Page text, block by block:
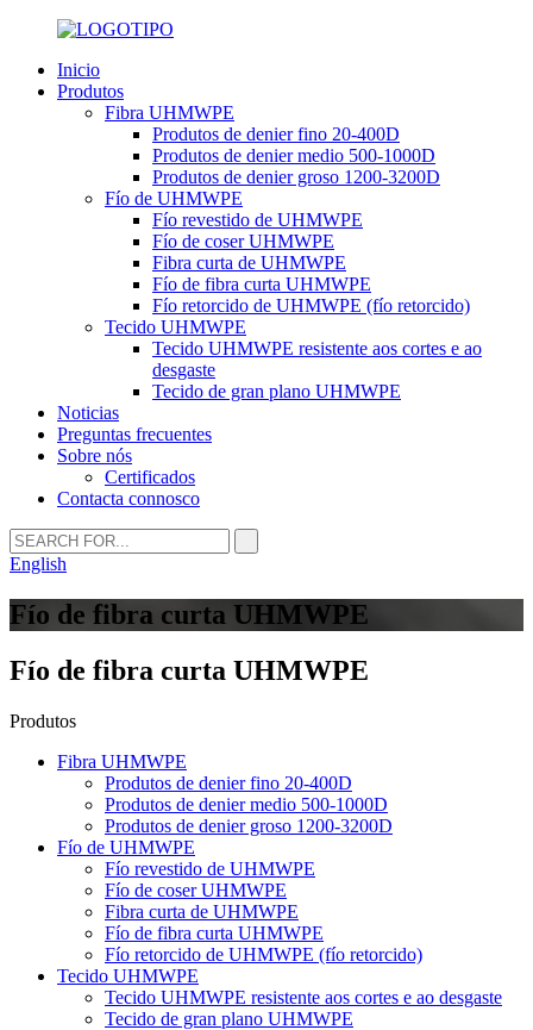
Inicio
Produtos
Fibra UHMWPE
Produtos de denier fino 20-400D
Produtos de denier medio 500-1000D
Produtos de denier groso 1200-3200D
Fío de UHMWPE
Fío revestido de UHMWPE
Fío de coser UHMWPE
Fibra curta de UHMWPE
Fío de fibra curta UHMWPE
Fío retorcido de UHMWPE (fío retorcido)
Tecido UHMWPE
Tecido UHMWPE resistente aos cortes e ao
desgaste
Tecido de gran plano UHMWPE
Noticias
Preguntas frecuentes
Sobre nós
Certificados
Contacta connosco
English
Fío de fibra curta UHMWPE
Fío de fibra curta UHMWPE
Produtos
Fibra UHMWPE
Produtos de denier fino 20-400D
Produtos de denier medio 500-1000D
Produtos de denier groso 1200-3200D
Fío de UHMWPE
Fío revestido de UHMWPE
Fío de coser UHMWPE
Fibra curta de UHMWPE
Fío de fibra curta UHMWPE
Fío retorcido de UHMWPE (fío retorcido)
Tecido UHMWPE
Tecido UHMWPE resistente aos cortes e ao desgaste
Tecido de gran plano UHMWPE